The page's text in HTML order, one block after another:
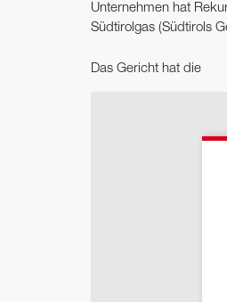
Unternehmen hat
Südtirolgas (Südtirols
Das Gericht hat die